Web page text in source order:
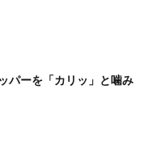
パーを「カリッ」と噛み